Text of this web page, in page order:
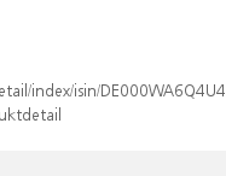
index/isin/DE000WA6Q4U4